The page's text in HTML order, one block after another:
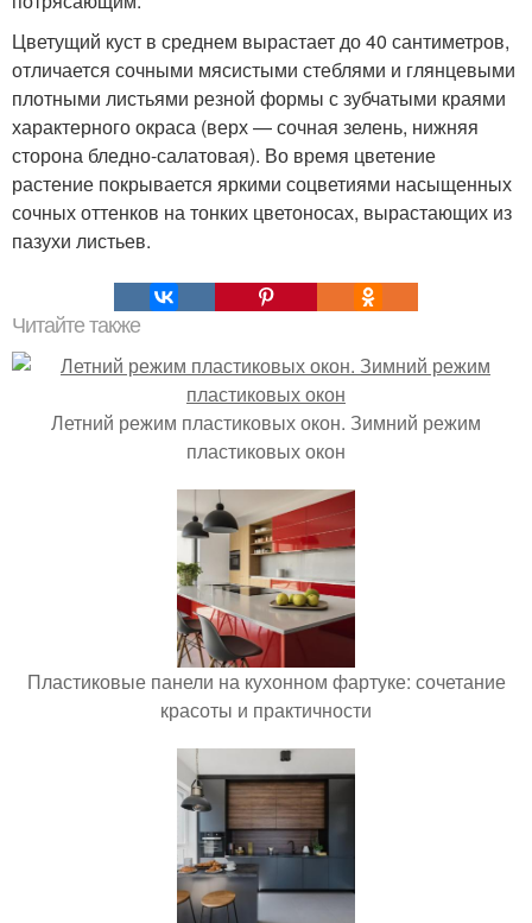
Цветущий куст в среднем вырастает до 40 сантиметров,
отличается сочными мясистыми стеблями и глянцевыми
плотными листьями резной формы с зубчатыми краями
характерного окраса (верх — сочная зелень, нижняя
сторона бледно-салатовая). Во время цветение
растение покрывается яркими соцветиями насыщенных
сочных оттенков на тонких цветоносах, вырастающих из
пазухи листьев.
Читайте также
Летний режим пластиковых окон. Зимний режим
пластиковых окон
Пластиковые панели на кухонном фартуке: сочетание
красоты и практичности